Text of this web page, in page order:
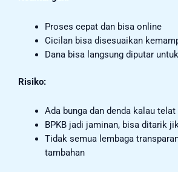
Proses cepat dan bisa online
Cicilan bisa disesuaikan
Dana bisa langsung diputar
Risiko:
Ada bunga dan denda kalau telat
BPKB jadi jaminan, bisa ditarik
Tidak semua lembaga
tambahan